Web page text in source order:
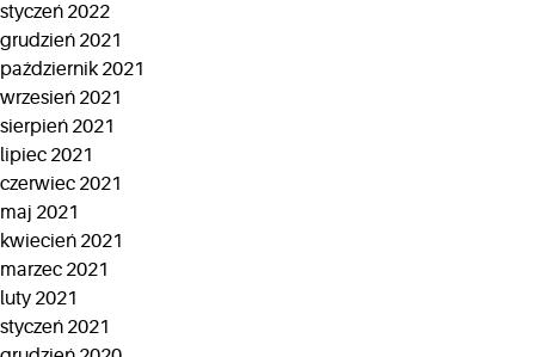
styczeń 2022
grudzień 2021
październik 2021
wrzesień 2021
sierpień 2021
lipiec 2021
czerwiec 2021
maj 2021
kwiecień 2021
marzec 2021
luty 2021
styczeń 2021